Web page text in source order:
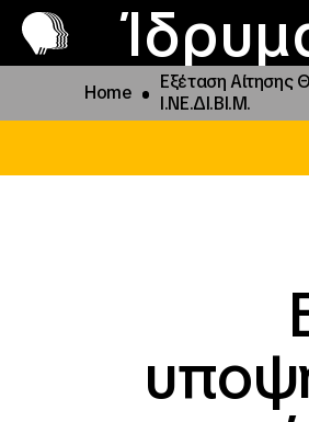
Home
Εξέταση Αίτησης
Ι.ΝΕ.ΔΙ.ΒΙ.Μ.